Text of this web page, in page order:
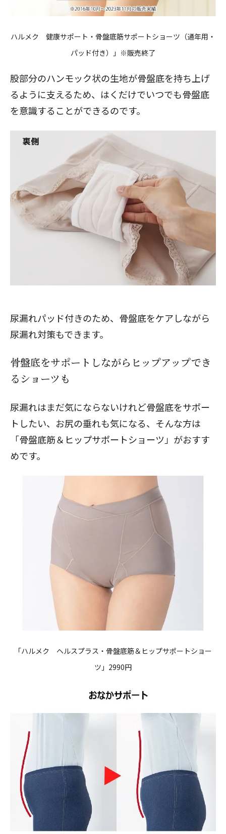
ハルメク 健康サポート・骨盤底筋サポートショーツ（通年用・
パッド付き）」※販売終了
股部分のハンモック状の生地が骨盤底を持ち上げ
るように支えるため、はくだけでいつでも骨盤底
を意識することができるのです。
尿漏れパッド付きのため、骨盤底をケアしながら
尿漏れ対策もできます。
骨盤底をサポートしながらヒップアップでき
るショーツも
尿漏れはまだ気にならないけれど骨盤底をサポー
トしたい、お尻の垂れも気になる、そんな方は
「骨盤底筋＆ヒップサポートショーツ 」がおすす
めです。
「ハルメク ヘルスプラス・骨盤底筋＆ヒップサポートショー
ツ」2990円